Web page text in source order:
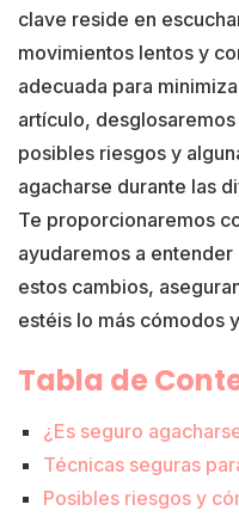
clave reside en
movimientos lentos y
adecuada para
artículo,
posibles riesgos y
agacharse durante las
Te proporcionaremos
ayudaremos a
estos cambios,
estéis lo más cómodos
Tabla de
¿Es seguro
Técnicas seguras
Posibles riesgos y